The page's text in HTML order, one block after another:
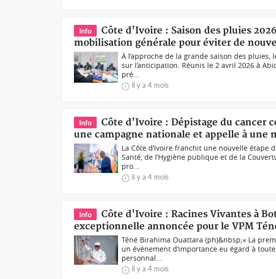
Info
Côte d'Ivoire : Saison des pluies
mobilisation générale pour éviter de
À l’approche de la grande saison des
sur l’anticipation. Réunis le 2 avril 2026 à
pré...
il y a 4 mois
Info
Côte d'Ivoire : Dépistage du cancer
une campagne nationale et appelle à une
La Côte d’Ivoire franchit une nouvelle
Santé, de l’Hygiène publique et de la
pro...
il y a 4 mois
Info
Côte d'Ivoire : Racines Vivantes à
exceptionnelle annoncée pour le VPM
Téné Birahima Ouattara (ph)&nbsp;« La
un événement d’importance eu égard à
personnal...
il y a 4 mois